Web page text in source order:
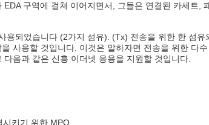
구역에 걸쳐 이어지면서, 그들은 연결된 카세트,
용되었습니다 (2가지 섬유). (Tx) 전송을 위한 한 섬유
사용할 것입니다. 이것은 말하자면 전송을 위한 다
음과 같은 신흥 이더넷 응용을 지원할 것입니다.
키기 위한 MPO